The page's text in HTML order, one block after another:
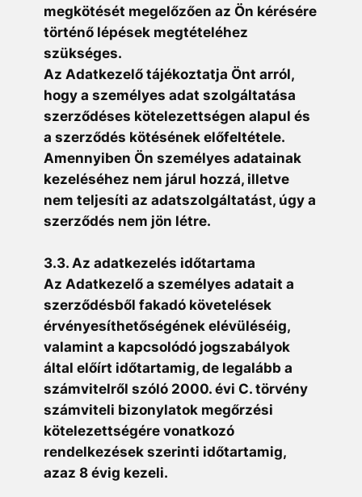
megkötését megelőzően az Ön kérésére
történő lépések megtételéhez
szükséges.
Az Adatkezelő tájékoztatja Önt arról,
hogy a személyes adat szolgáltatása
szerződéses kötelezettségen alapul és
a szerződés kötésének előfeltétele.
Amennyiben Ön személyes adatainak
kezeléséhez nem járul hozzá, illetve
nem teljesíti az adatszolgáltatást, úgy a
szerződés nem jön létre.
3.3. Az adatkezelés időtartama
Az Adatkezelő a személyes adatait a
szerződésből fakadó követelések
érvényesíthetőségének elévüléséig,
valamint a kapcsolódó jogszabályok
által előírt időtartamig, de legalább a
számvitelről szóló 2000. évi C. törvény
számviteli bizonylatok megőrzési
kötelezettségére vonatkozó
rendelkezések szerinti időtartamig,
azaz 8 évig kezeli.